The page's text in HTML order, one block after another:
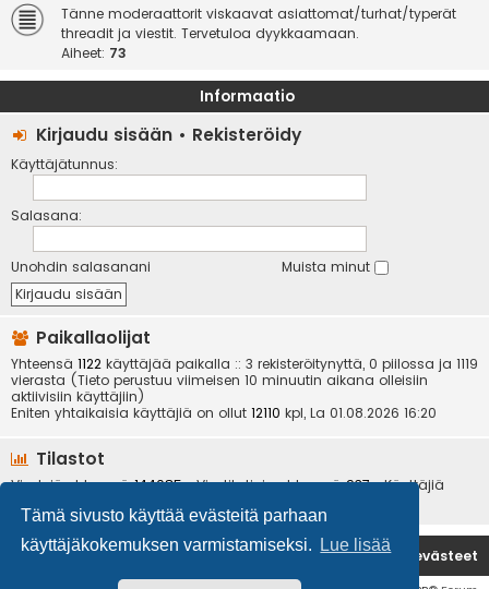
Tämä sivusto käyttää evästeitä parhaan
käyttäjäkokemuksen varmistamiseksi.
Lue lisää
Tänne moderaattorit viskaavat asiattomat/turhat/typerät
threadit ja viestit. Tervetuloa dyykkaamaan.
Aiheet: 73
Informaatio
Kirjaudu sisään • Rekisteröidy
Käyttäjätunnus:
Salasana:
Unohdin salasanani Muista minut
Paikallaolijat
Yhteensä 1122 käyttäjää paikalla :: 3 rekisteröitynyttä, 0 piilossa ja 1119
vierasta (Tieto perustuu viimeisen 10 minuutin aikana olleisiin
aktiivisiin käyttäjiin)
Eniten yhtaikaisia käyttäjiä on ollut 12110 kpl, La 01.08.2026 16:20
Tilastot
Viestejä yhteensä144085• Viestiketjuja yhteensä937• Käyttäjiä
Etusivu Poista evästeet